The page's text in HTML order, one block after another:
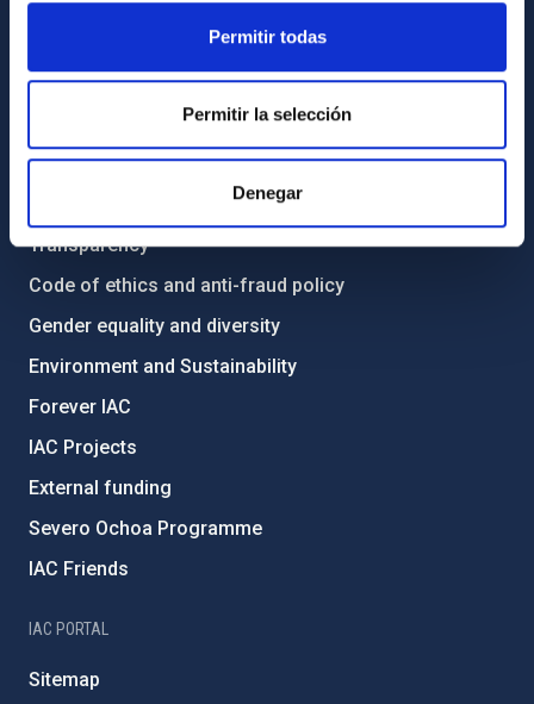
Permitir todas
Permitir la selección
Denegar
List of personnel
ABOUT THE IAC
Transparency
Code of ethics and anti-fraud policy
Gender equality and diversity
Environment and Sustainability
Forever IAC
IAC Projects
External funding
Severo Ochoa Programme
IAC Friends
IAC PORTAL
Sitemap